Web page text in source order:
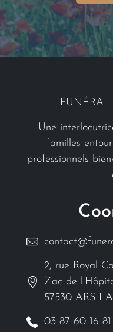
FUNÉRAL
Une
familles
professionnels
2, rue Royal
Zac de
57530 ARS
03 87 60 16 81